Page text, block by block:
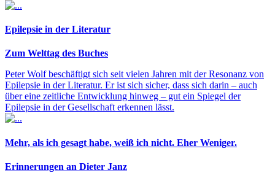
Epilepsie in der Literatur
Zum Welttag des Buches
Peter Wolf beschäftigt sich seit vielen Jahren mit der Resonanz von
Epilepsie in der Literatur. Er ist sich sicher, dass sich darin – auch
über eine zeitliche Entwicklung hinweg – gut ein Spiegel der
Epilepsie in der Gesellschaft erkennen lässt.
Mehr, als ich gesagt habe, weiß ich nicht. Eher Weniger.
Erinnerungen an Dieter Janz